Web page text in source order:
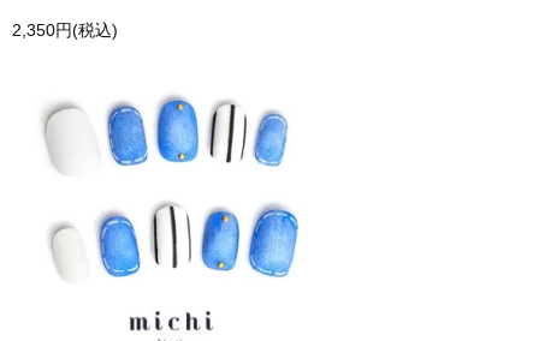
2,350円(税込)